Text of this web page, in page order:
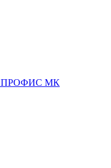
ПРОФИС МК